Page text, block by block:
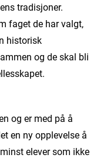
tradisjoner.
faget de har valgt,
historisk
og de skal bli
og er med på å
en ny opplevelse å
elever som ikke